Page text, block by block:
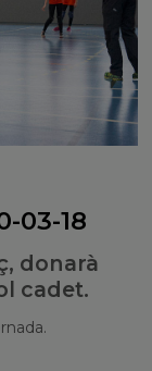
03-18
donarà
cadet.